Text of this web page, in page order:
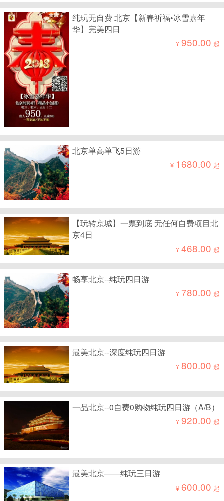
纯玩无自费 北京【新春祈福•冰雪嘉年
华】完美四日
¥950.00 起
北京单高单飞5日游
¥ 1680.00 起
【玩转京城】一票到底 无任何自费项目北
京4日
¥468.00 起
畅享北京--纯玩四日游
¥ 780.00 起
最美北京--深度纯玩四日游
¥800.00 起
一品北京--0自费0购物纯玩四日游（A/B）
¥920.00 起
最美北京——纯玩三日游
¥600.00 起